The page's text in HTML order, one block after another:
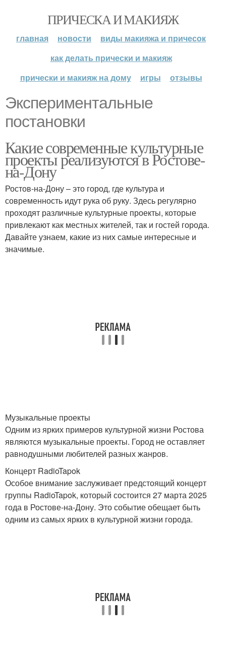
ПРИЧЕСКА И МАКИЯЖ
главная новости
виды макияжа и причесок
как делать прически и макияж
прически и макияж на дому
игры отзывы
Экспериментальные
постановки
Какие современные культурные
проекты реализуются в Ростове-
на-Дону
Ростов-на-Дону – это город, где культура и
современность идут рука об руку. Здесь регулярно
проходят различные культурные проекты, которые
привлекают как местных жителей, так и гостей города.
Давайте узнаем, какие из них самые интересные и
значимые.
Музыкальные проекты
Одним из ярких примеров культурной жизни Ростова
являются музыкальные проекты. Город не оставляет
равнодушными любителей разных жанров.
Концерт RadioTapok
Особое внимание заслуживает предстоящий концерт
группы RadioTapok, который состоится 27 марта 2025
года в Ростове-на-Дону. Это событие обещает быть
одним из самых ярких в культурной жизни города.